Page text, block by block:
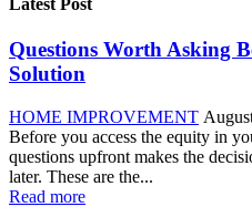
Latest Post
Questions Worth Asking
Solution
HOME IMPROVEMENT
Before you access the equity in
questions upfront makes the
later. These are the...
Read more